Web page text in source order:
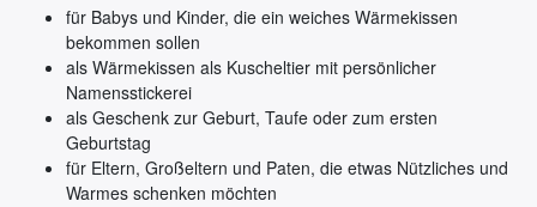
für Babys und Kinder, die ein weiches Wärmekissen
bekommen sollen
als Wärmekissen als Kuscheltier mit persönlicher
Namensstickerei
als Geschenk zur Geburt, Taufe oder zum ersten
Geburtstag
für Eltern, Großeltern und Paten, die etwas Nützliches und
Warmes schenken möchten